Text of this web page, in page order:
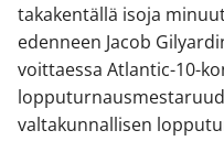
takakentällä isoja
edenneen Jacob
voittaessa Atlantic-10-
valtakunnallisen